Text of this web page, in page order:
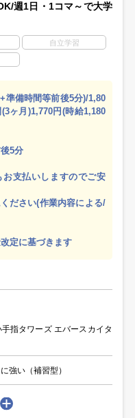
週1日・1コマ～で大学
自立学習
準備時間等前後5分)/1,80
ヶ月)1,770円(時給1,180
5分
支払いしますのでご安
ださい(作業内容による/
定に基づきます
指タワーズ エバースカイタ
強い（補習型）